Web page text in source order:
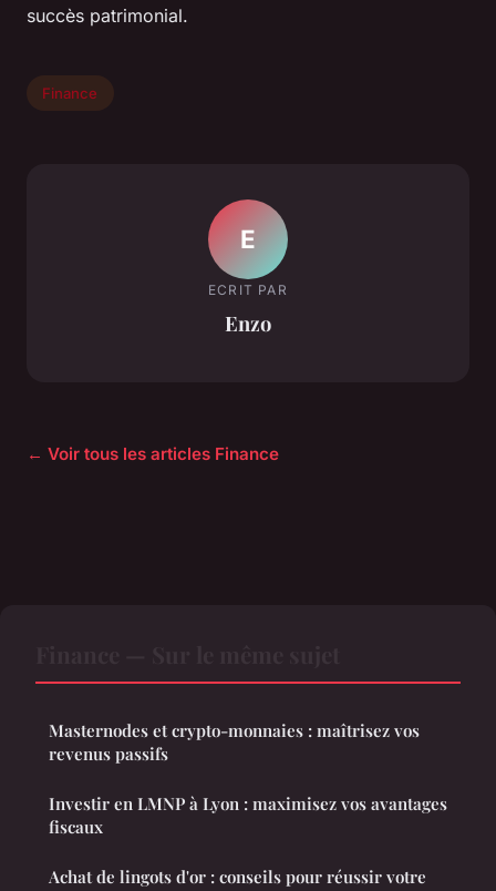
succès patrimonial.
Finance
E
ECRIT PAR
Enzo
← Voir tous les articles Finance
Masternodes et crypto-monnaies : maîtrisez vos
revenus passifs
Investir en LMNP à Lyon : maximisez vos avantages
fiscaux
Achat de lingots d'or : conseils pour réussir votre